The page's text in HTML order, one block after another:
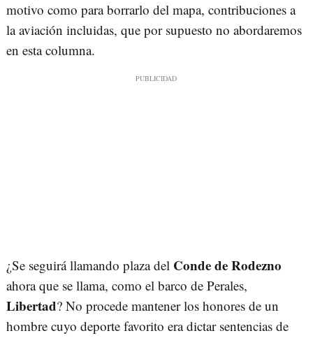
motivo como para borrarlo del mapa, contribuciones a
la aviación incluidas, que por supuesto no abordaremos
en esta columna.
¿Se seguirá llamando plaza del Conde de Rodezno
ahora que se llama, como el barco de Perales,
Libertad? No procede mantener los honores de un
hombre cuyo deporte favorito era dictar sentencias de